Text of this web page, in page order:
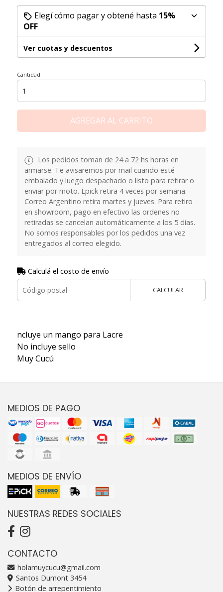
Elegí cómo pagar y obtené hasta 15%
OFF
Ver cuotas y descuentos
Cantidad
AGREGAR AL CARRITO
Los pedidos toman de 24 a 72 hs horas en
armarse. Te avisaremos por mail cuando esté
embalado y luego despachado o listo para retirar o
enviar por moto. Epick retira 4 veces por semana.
Correo Argentino retira martes y jueves. Para retiro
en showroom, pago en efectivo las ordenes no
retiradas se cancelan automáticamente a los 5 días.
No somos responsables por los pedidos una vez
entregados al correo elegido.
Calculá el costo de envío
CALCULAR
ncluye un mango para Lacre
No incluye sello
Muy Cucú
MEDIOS DE PAGO
MEDIOS DE ENVÍO
NUESTRAS REDES SOCIALES
CONTACTO
holamuycucu@gmail.com
Santos Dumont 3454
Botón de arrepentimiento